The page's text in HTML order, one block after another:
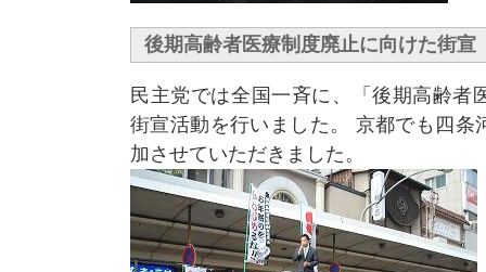
後期高齢者医療制度廃止に向けた街宣
民主党では全国一斉に、「後期高齢者
街宣活動を行いました。 京都でも四条
加させていただきました。